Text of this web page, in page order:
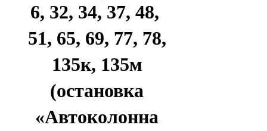
6, 32, 34, 37, 48,
51, 65, 69, 77, 78,
135к, 135м
(остановка
«Автоколонна